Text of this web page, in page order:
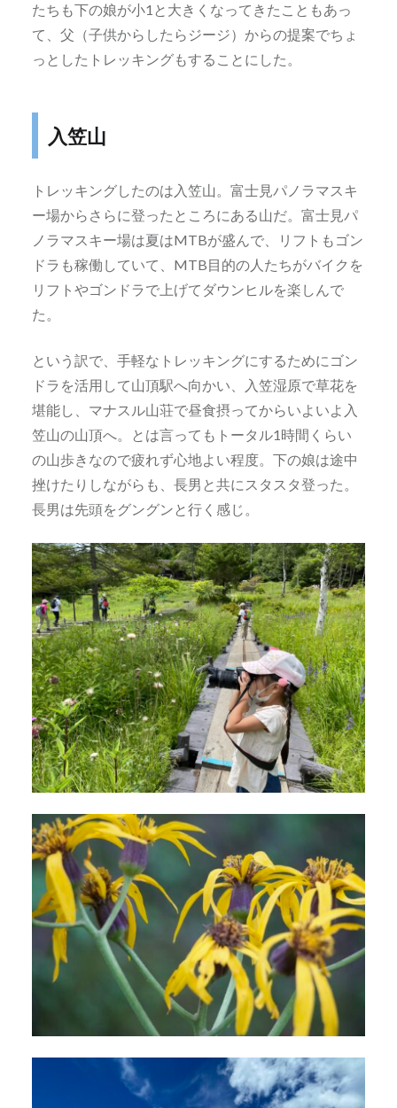
たちも下の娘が小1と大きくなってきたこともあっ
て、父（子供からしたらジージ）からの提案でちょ
っとしたトレッキングもすることにした。
入笠山
トレッキングしたのは入笠山。富士見パノラマスキ
ー場からさらに登ったところにある山だ。富士見パ
ノラマスキー場は夏はMTBが盛んで、リフトもゴン
ドラも稼働していて、MTB目的の人たちがバイクを
リフトやゴンドラで上げてダウンヒルを楽しんで
た。
という訳で、手軽なトレッキングにするためにゴン
ドラを活用して山頂駅へ向かい、入笠湿原で草花を
堪能し、マナスル山荘で昼食摂ってからいよいよ入
笠山の山頂へ。とは言ってもトータル1時間くらい
の山歩きなので疲れず心地よい程度。下の娘は途中
挫けたりしながらも、長男と共にスタスタ登った。
長男は先頭をグングンと行く感じ。